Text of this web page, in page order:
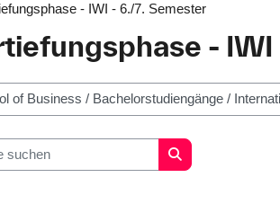
- IWI - 6./7. Semester
-
Kurse suchen